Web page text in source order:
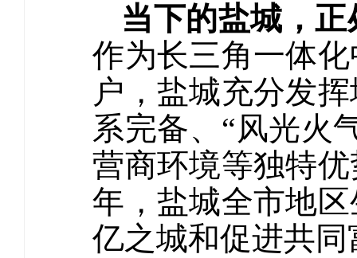
当下的盐城，
作为长三角一体
户，盐城充分发
系完备、“风光火
营商环境等独特
年，盐城全市地
亿之城和促进共